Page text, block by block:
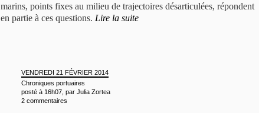
marins, points fixes au milieu de trajectoires désarticulées, répondent
en partie à ces questions. Lire la suite
VENDREDI 21 FÉVRIER 2014
Chroniques portuaires
posté à 16h07, par Julia Zortea
2 commentaires